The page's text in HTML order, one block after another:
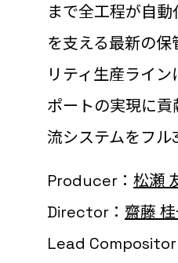
まで全工程が自
を支える最新の
リティ生産ライ
ポートの実現に
流システムをフル
Producer： 松瀬
Director： 齋藤
Lead Compositor